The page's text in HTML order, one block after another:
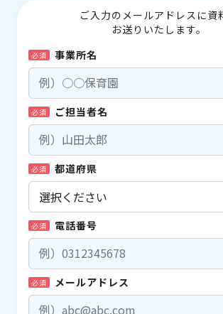
ご入力のメールアドレスに資
お送りいたします。
必須 事業所名
必須 ご担当者名
必須 都道府県
必須 電話番号
必須 メールアドレス